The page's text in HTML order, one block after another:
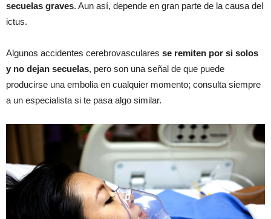
secuelas graves. Aun así, depende en gran parte de la causa del
ictus.
Algunos accidentes cerebrovasculares se remiten por si solos
y no dejan secuelas, pero son una señal de que puede
producirse una embolia en cualquier momento; consulta siempre
a un especialista si te pasa algo similar.